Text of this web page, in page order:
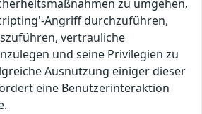
zu umgehen,
Angriff durchzuführen,
vertrauliche
und seine Privilegien zu
Ausnutzung einiger dieser
eine Benutzerinteraktion